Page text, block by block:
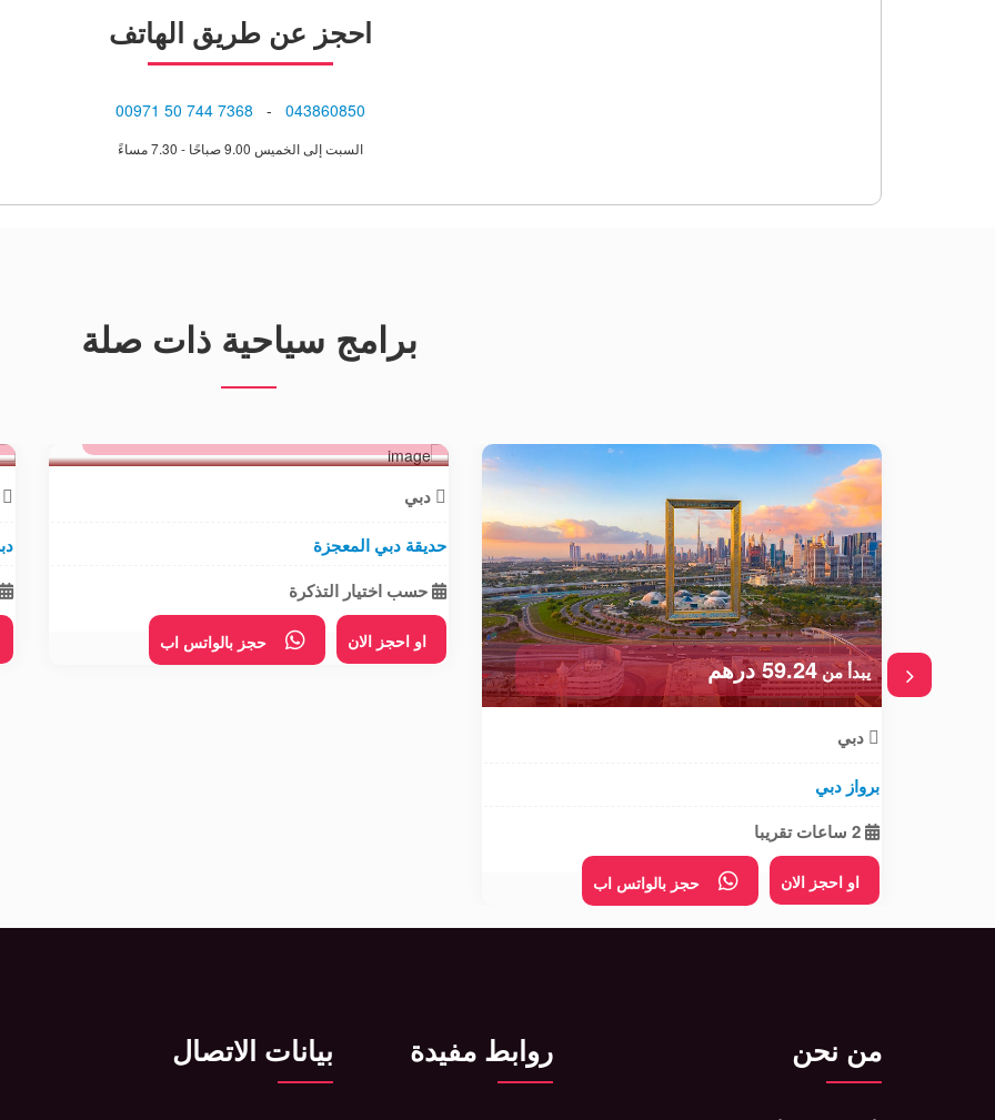
احجز عن طريق الهاتف
⁦00971 50 744 7368⁩ - 043860850
السبت إلى الخميس 9.00 صباحًا - 7.30 مساءً
برامج سياحية ذات صلة
دبي
حديقة دبي المعجزة
حسب اختيار التذكرة
او احجز الان حجز بالواتس اب
يبدأ من59.24 درهم
دبي
برواز دبي
او احجز الان حجز بالواتس اب
من نحن روابط مفيدة بيانات الاتصال